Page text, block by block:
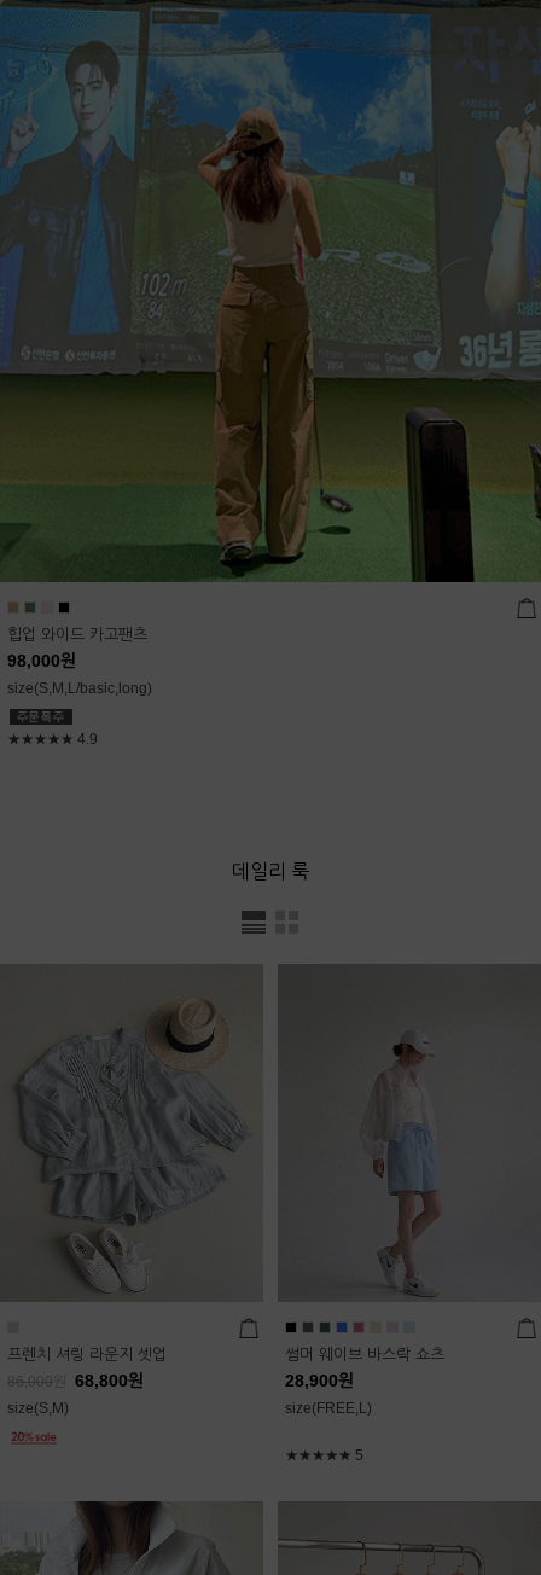
힙업 와이드 카고팬츠
98,000원
size(S,M,L/basic,long)
★★★★★ 4.9
데일리 룩
프렌치 셔링 라운지 셋업
86,000 68,800원
size(S,M)
썸머 웨이브 바스락 쇼츠
28,900원
size(FREE,L)
★★★★★ 5